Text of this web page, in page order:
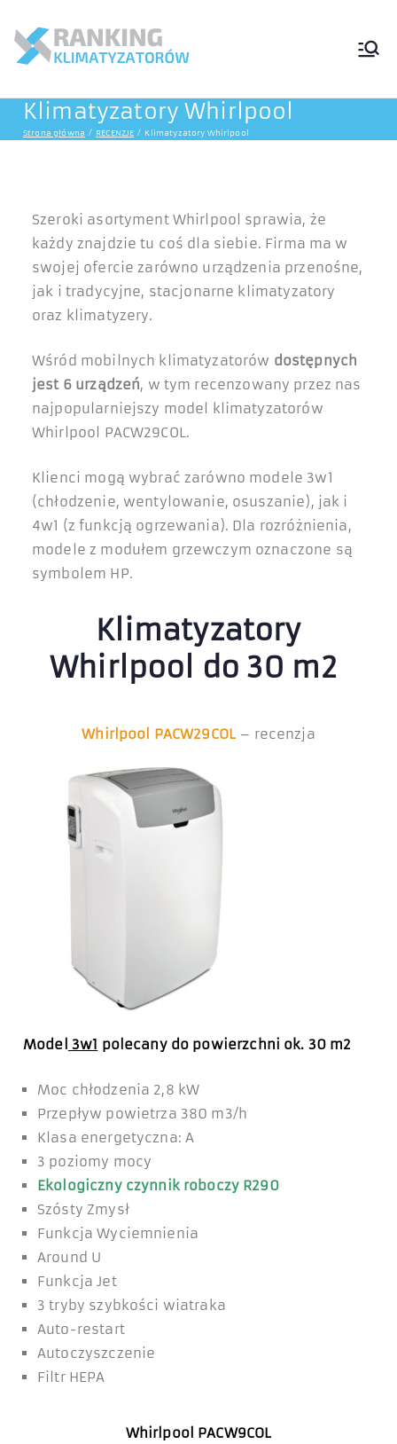
Przenośnych
Klimatyzatory Whirlpool
Strona główna RECENZJE Klimatyzatory Whirlpool
Szeroki asortyment Whirlpool sprawia, że
każdy znajdzie tu coś dla siebie. Firma ma w
swojej ofercie zarówno urządzenia przenośne,
jak i tradycyjne, stacjonarne klimatyzatory
oraz klimatyzery.
Wśród mobilnych klimatyzatorów dostępnych
jest 6 urządzeń, w tym recenzowany przez nas
najpopularniejszy model klimatyzatorów
Whirlpool PACW29COL.
Klienci mogą wybrać zarówno modele 3w1
(chłodzenie, wentylowanie, osuszanie), jak i
4w1 (z funkcją ogrzewania). Dla rozróżnienia,
modele z modułem grzewczym oznaczone są
symbolem HP.
Klimatyzatory
Whirlpool do 30 m2
Whirlpool PACW29COL – recenzja
Model 3w1 polecany do powierzchni ok. 30 m2
Moc chłodzenia 2,8 kW
Przepływ powietrza 380 m3/h
Klasa energetyczna: A
3 poziomy mocy
Ekologiczny czynnik roboczy R290
Szósty Zmysł
Funkcja Wyciemnienia
Around U
Funkcja Jet
3 tryby szybkości wiatraka
Auto-restart
Autoczyszczenie
Filtr HEPA
Whirlpool PACW9COL